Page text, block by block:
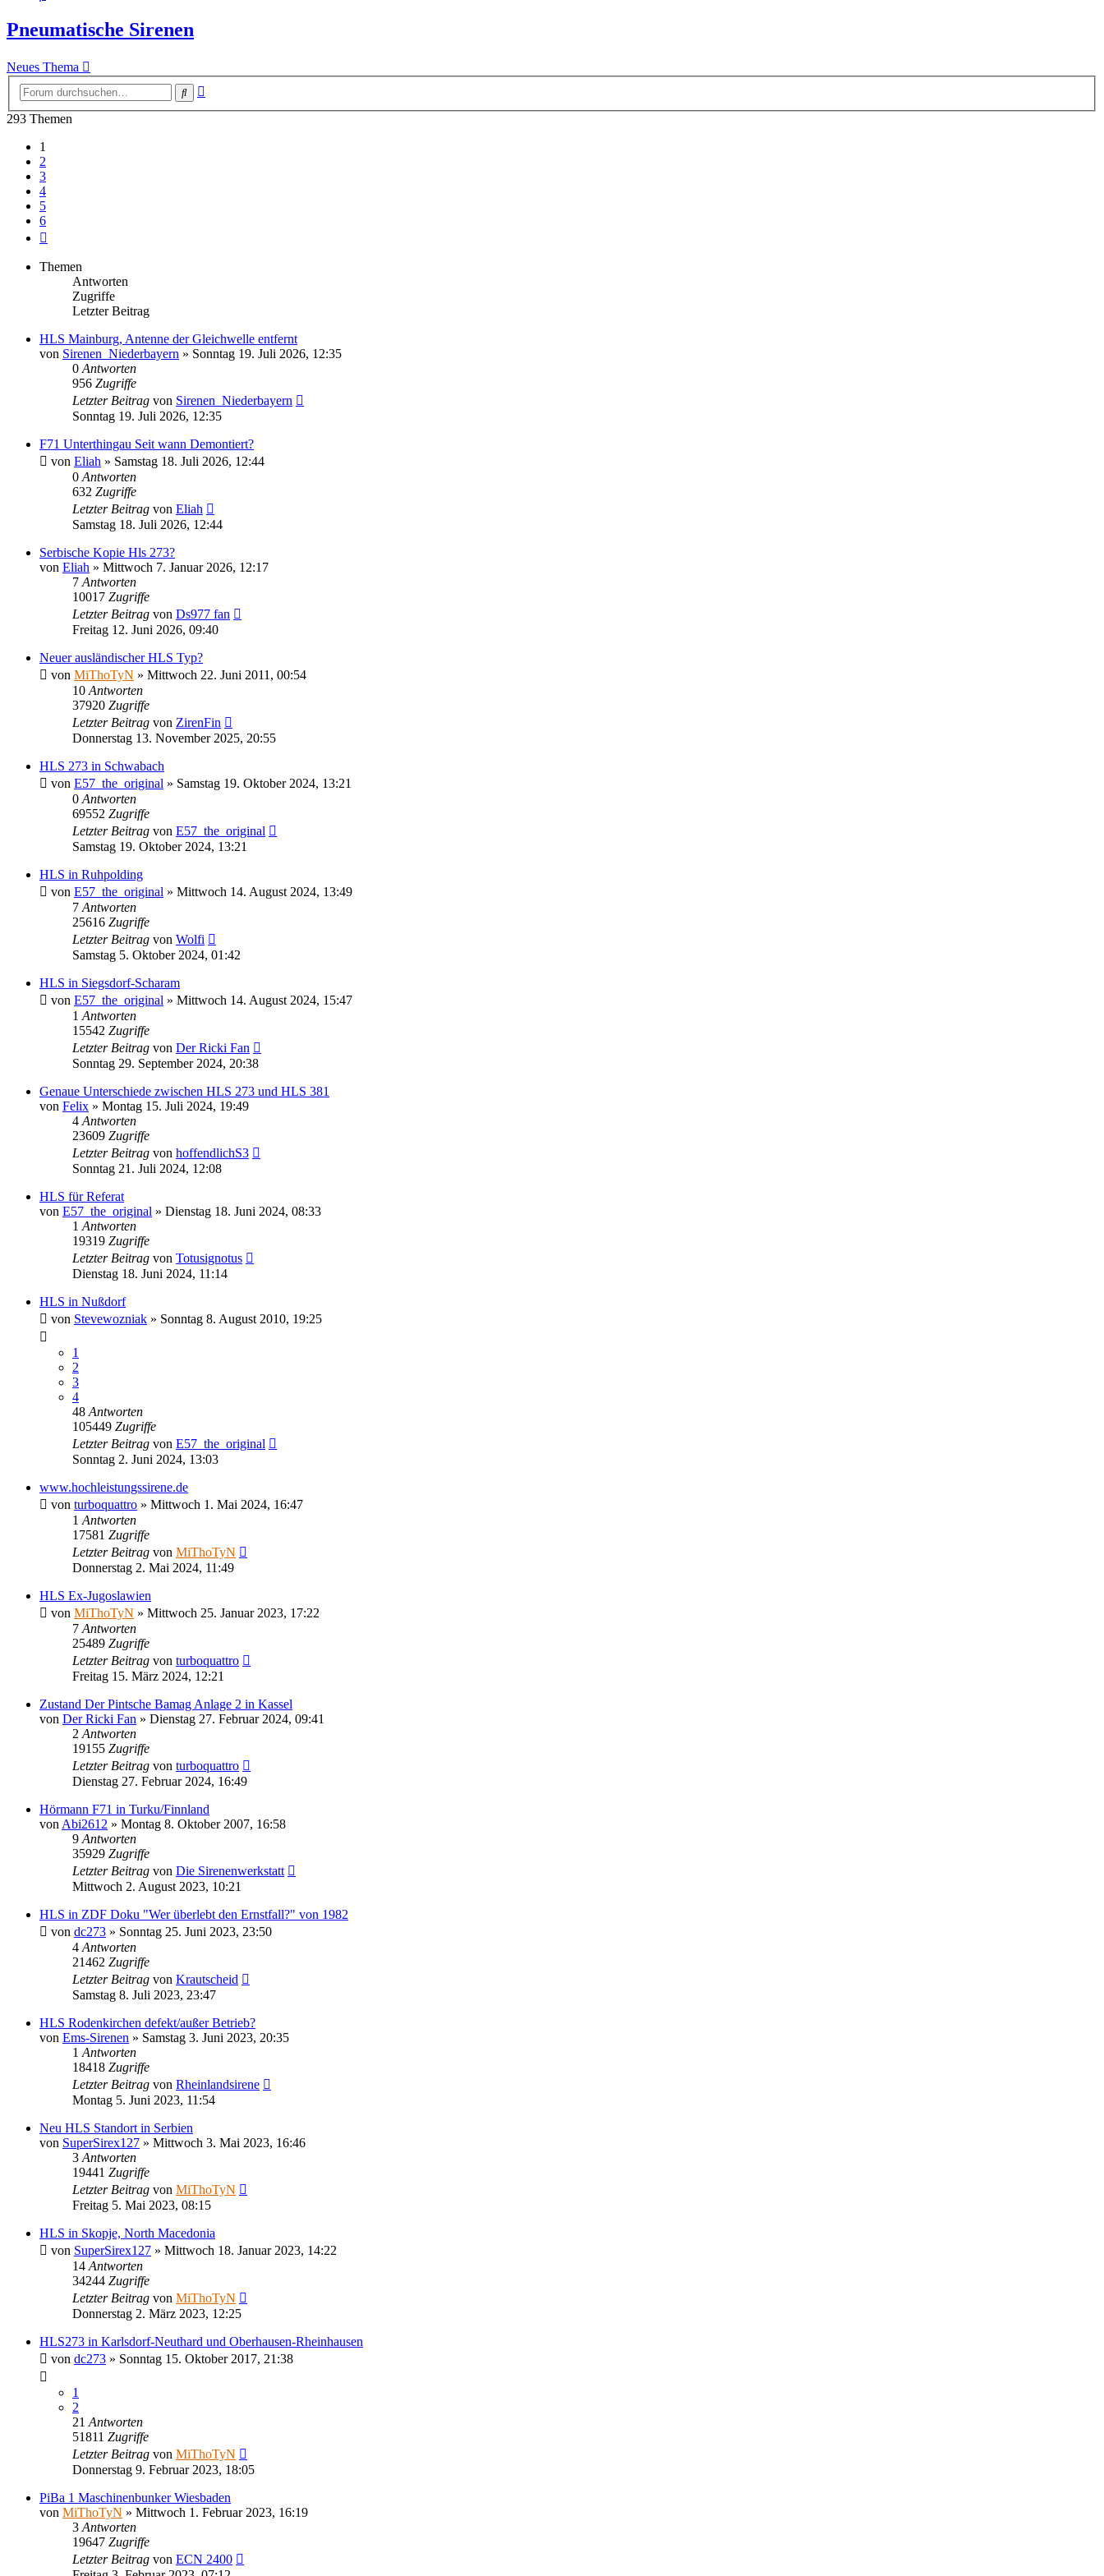
Pneumatische Sirenen
Neues Thema
Suche
293 Themen
1
2
3
4
5
6
Themen
Antworten
Zugriffe
Letzter Beitrag
HLS Mainburg, Antenne der Gleichwelle entfernt
von Sirenen_Niederbayern » Sonntag 19. Juli 2026, 12:35
0 Antworten
956 Zugriffe
Letzter Beitrag von Sirenen_Niederbayern
Sonntag 19. Juli 2026, 12:35
F71 Unterthingau Seit wann Demontiert?
von Eliah » Samstag 18. Juli 2026, 12:44
0 Antworten
632 Zugriffe
Letzter Beitrag von Eliah
Samstag 18. Juli 2026, 12:44
Serbische Kopie Hls 273?
von Eliah » Mittwoch 7. Januar 2026, 12:17
7 Antworten
10017 Zugriffe
Letzter Beitrag von Ds977 fan
Freitag 12. Juni 2026, 09:40
Neuer ausländischer HLS Typ?
von MiThoTyN » Mittwoch 22. Juni 2011, 00:54
10 Antworten
37920 Zugriffe
Letzter Beitrag von ZirenFin
Donnerstag 13. November 2025, 20:55
HLS 273 in Schwabach
von E57_the_original » Samstag 19. Oktober 2024, 13:21
0 Antworten
69552 Zugriffe
Letzter Beitrag von E57_the_original
Samstag 19. Oktober 2024, 13:21
HLS in Ruhpolding
von E57_the_original » Mittwoch 14. August 2024, 13:49
7 Antworten
25616 Zugriffe
Letzter Beitrag von Wolfi
Samstag 5. Oktober 2024, 01:42
HLS in Siegsdorf-Scharam
von E57_the_original » Mittwoch 14. August 2024, 15:47
1 Antworten
15542 Zugriffe
Letzter Beitrag von Der Ricki Fan
Sonntag 29. September 2024, 20:38
Genaue Unterschiede zwischen HLS 273 und HLS 381
von Felix » Montag 15. Juli 2024, 19:49
4 Antworten
23609 Zugriffe
Letzter Beitrag von hoffendlichS3
Sonntag 21. Juli 2024, 12:08
HLS für Referat
von E57_the_original » Dienstag 18. Juni 2024, 08:33
1 Antworten
19319 Zugriffe
Letzter Beitrag von Totusignotus
Dienstag 18. Juni 2024, 11:14
HLS in Nußdorf
von Stevewozniak » Sonntag 8. August 2010, 19:25
1
2
3
4
48 Antworten
105449 Zugriffe
Letzter Beitrag von E57_the_original
Sonntag 2. Juni 2024, 13:03
www.hochleistungssirene.de
von turboquattro » Mittwoch 1. Mai 2024, 16:47
1 Antworten
17581 Zugriffe
Letzter Beitrag von MiThoTyN
Donnerstag 2. Mai 2024, 11:49
HLS Ex-Jugoslawien
von MiThoTyN » Mittwoch 25. Januar 2023, 17:22
7 Antworten
25489 Zugriffe
Letzter Beitrag von turboquattro
Freitag 15. März 2024, 12:21
Zustand Der Pintsche Bamag Anlage 2 in Kassel
von Der Ricki Fan » Dienstag 27. Februar 2024, 09:41
2 Antworten
19155 Zugriffe
Letzter Beitrag von turboquattro
Dienstag 27. Februar 2024, 16:49
Hörmann F71 in Turku/Finnland
von Abi2612 » Montag 8. Oktober 2007, 16:58
9 Antworten
35929 Zugriffe
Letzter Beitrag von Die Sirenenwerkstatt
Mittwoch 2. August 2023, 10:21
HLS in ZDF Doku "Wer überlebt den Ernstfall?" von 1982
von dc273 » Sonntag 25. Juni 2023, 23:50
4 Antworten
21462 Zugriffe
Letzter Beitrag von Krautscheid
Samstag 8. Juli 2023, 23:47
HLS Rodenkirchen defekt/außer Betrieb?
von Ems-Sirenen » Samstag 3. Juni 2023, 20:35
1 Antworten
18418 Zugriffe
Letzter Beitrag von Rheinlandsirene
Montag 5. Juni 2023, 11:54
Neu HLS Standort in Serbien
von SuperSirex127 » Mittwoch 3. Mai 2023, 16:46
3 Antworten
19441 Zugriffe
Letzter Beitrag von MiThoTyN
Freitag 5. Mai 2023, 08:15
HLS in Skopje, North Macedonia
von SuperSirex127 » Mittwoch 18. Januar 2023, 14:22
14 Antworten
34244 Zugriffe
Letzter Beitrag von MiThoTyN
Donnerstag 2. März 2023, 12:25
HLS273 in Karlsdorf-Neuthard und Oberhausen-Rheinhausen
von dc273 » Sonntag 15. Oktober 2017, 21:38
1
2
21 Antworten
51811 Zugriffe
Letzter Beitrag von MiThoTyN
Donnerstag 9. Februar 2023, 18:05
PiBa 1 Maschinenbunker Wiesbaden
von MiThoTyN » Mittwoch 1. Februar 2023, 16:19
3 Antworten
19647 Zugriffe
Letzter Beitrag von ECN 2400